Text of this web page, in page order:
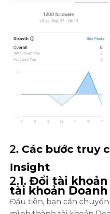
2. Các bước truy
Insight
2.1. Đổi tài
tài khoản
Đầu tiên, bạn cần